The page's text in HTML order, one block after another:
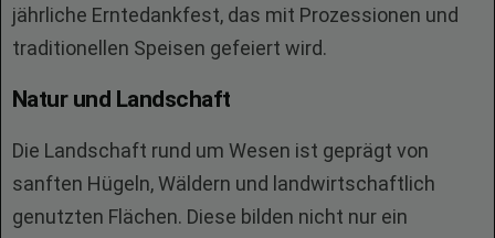
jährliche Erntedankfest, das mit Prozessionen und
traditionellen Speisen gefeiert wird.
Natur und Landschaft
Die Landschaft rund um Wesen ist geprägt von
sanften Hügeln, Wäldern und landwirtschaftlich
genutzten Flächen. Diese bilden nicht nur ein